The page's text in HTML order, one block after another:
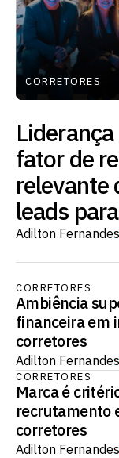
CORRETORES
fator de
relevante
leads
Adilton Fernandes
CORRETORES
Ambiência
financeira em
corretores
Adilton Fernandes
CORRETORES
Marca é
recrutamento
corretores
Adilton Fernandes